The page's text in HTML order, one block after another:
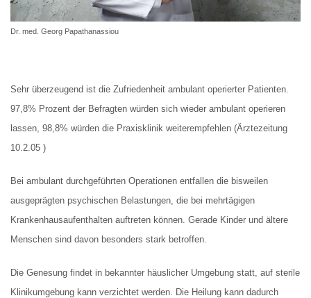
Dr. med. Georg Papathanassiou
Sehr überzeugend ist die Zufriedenheit ambulant operierter Patienten.
97,8% Prozent der Befragten würden sich wieder ambulant operieren
lassen, 98,8% würden die Praxisklinik weiterempfehlen (Ärztezeitung
10.2.05 )
Bei ambulant durchgeführten Operationen entfallen die bisweilen
ausgeprägten psychischen Belastungen, die bei mehrtägigen
Krankenhausaufenthalten auftreten können. Gerade Kinder und ältere
Menschen sind davon besonders stark betroffen.
Die Genesung findet in bekannter häuslicher Umgebung statt, auf sterile
Klinikumgebung kann verzichtet werden. Die Heilung kann dadurch